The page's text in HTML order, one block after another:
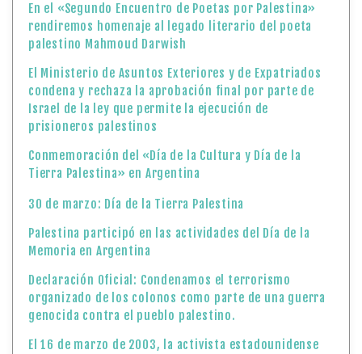
En el «Segundo Encuentro de Poetas por Palestina»
rendiremos homenaje al legado literario del poeta
palestino Mahmoud Darwish
El Ministerio de Asuntos Exteriores y de Expatriados
condena y rechaza la aprobación final por parte de
Israel de la ley que permite la ejecución de
prisioneros palestinos
Conmemoración del «Día de la Cultura y Día de la
Tierra Palestina» en Argentina
30 de marzo: Día de la Tierra Palestina
Palestina participó en las actividades del Día de la
Memoria en Argentina
Declaración Oficial: Condenamos el terrorismo
organizado de los colonos como parte de una guerra
genocida contra el pueblo palestino.
El 16 de marzo de 2003, la activista estadounidense